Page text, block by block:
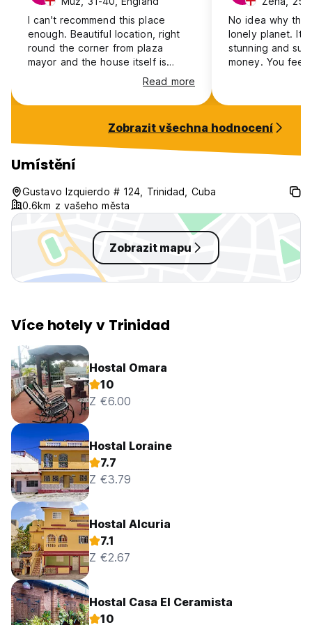
I can't recommend this place
enough. Beautiful location, right
round the corner from plaza
mayor and the house itself is
Read more
No idea why this
lonely planet.
stunning and
money. You feel
Trinidad. The
mountains.
helped us book
recommend,
with a warm
more than 5
Zobrazit všechna hodnocení
Umístění
Gustavo Izquierdo # 124, Trinidad, Cuba
0.6km z vašeho města
Zobrazit mapu
Více hotely v Trinidad
Hostal Omara
10
Z €6.00
Hostal Loraine
7.7
Z €3.79
Hostal Alcuria
7.1
Z €2.67
Hostal Casa El Ceramista
10